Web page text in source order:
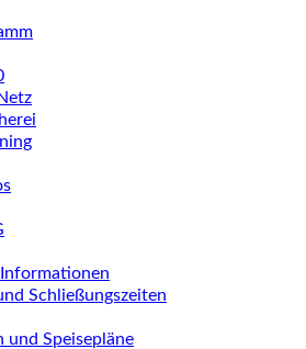
Schließungszeiten
und Speisepläne